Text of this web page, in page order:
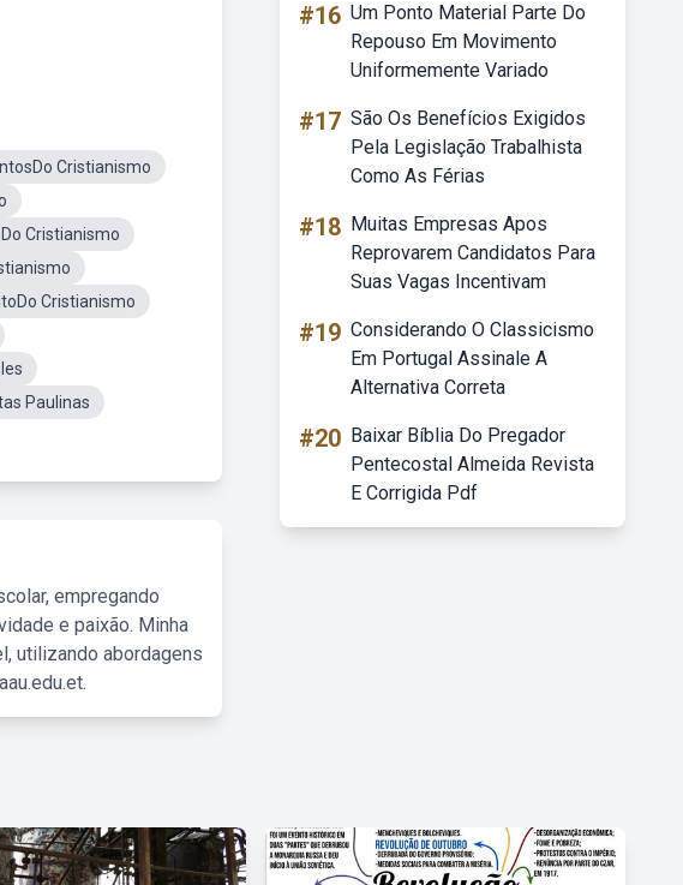
Cristianismo
Cristianismo
Cristianismo
Paulinas
empregando
e paixão. Minha
utilizando abordagens
#16 Um Ponto Material Parte Do
Repouso Em Movimento
Uniformemente Variado
#17 São Os Benefícios Exigidos
Pela Legislação Trabalhista
Como As Férias
#18 Muitas Empresas Apos
Reprovarem Candidatos Para
Suas Vagas Incentivam
#19 Considerando O Classicismo
Em Portugal Assinale A
Alternativa Correta
#20 Baixar Bíblia Do Pregador
Pentecostal Almeida Revista
E Corrigida Pdf